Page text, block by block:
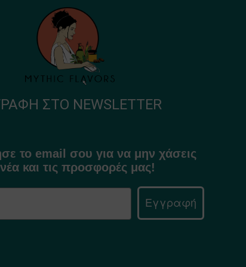
ΣΤΟ NEWSLETTER
το email σου για να μην χάσεις
και τις προσφορές μας!
Εγγραφή